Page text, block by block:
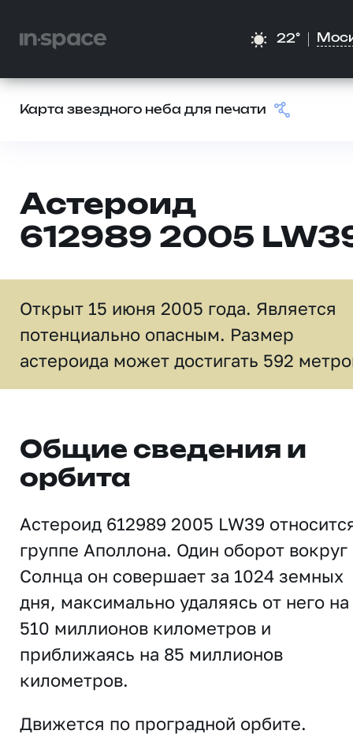
22°
Карта звездного неба для печати
Астероид
612989 2005
Открыт 15 июня 2005 года. Является
потенциально опасным. Размер
астероида может достигать 592
Общие сведения и
орбита
Астероид 612989 2005 LW39
группе Аполлона. Один оборот вокруг
Солнца он совершает за 1024 земных
дня, максимально удаляясь от него на
510 миллионов километров и
приближаясь на 85 миллионов
километров.
Движется по проградной орбите.